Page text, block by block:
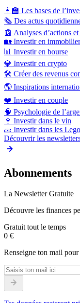
👩‍🏫 Les bases de
🗞️ Des actus
📰 Analyses d’actions
🏡 Investir en immobilier
📊 Investir en bourse
💎 Investir en crypto
🛠️ Créer des revenus
🌎 Inspirations
❤️ Investir en couple
🧠 Psychologie de
🍷 Investir dans le vin
🧱 Investir dans les Lego
Découvrir les
Abonnements
La Newsletter Gratuite
Découvre les finances
Gratuit tout le temps
0 €
Renseigne ton mail pour